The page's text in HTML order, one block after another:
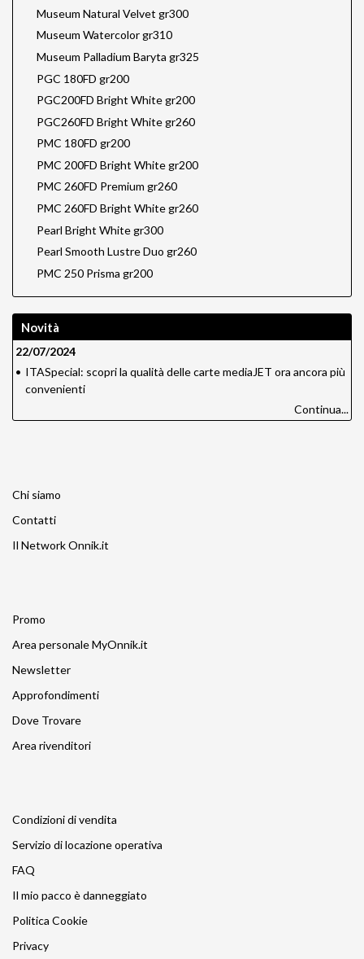
Museum Natural Velvet gr300
Museum Watercolor gr310
Museum Palladium Baryta gr325
PGC 180FD gr200
PGC200FD Bright White gr200
PGC260FD Bright White gr260
PMC 180FD gr200
PMC 200FD Bright White gr200
PMC 260FD Premium gr260
PMC 260FD Bright White gr260
Pearl Bright White gr300
Pearl Smooth Lustre Duo gr260
PMC 250 Prisma gr200
Novità
22/07/2024
• ITASpecial: scopri la qualità delle carte mediaJET ora ancora più
convenienti
Continua...
Chi siamo
Contatti
Il Network Onnik.it
Promo
Area personale MyOnnik.it
Newsletter
Approfondimenti
Dove Trovare
Area rivenditori
Condizioni di vendita
Servizio di locazione operativa
FAQ
Il mio pacco è danneggiato
Politica Cookie
Privacy